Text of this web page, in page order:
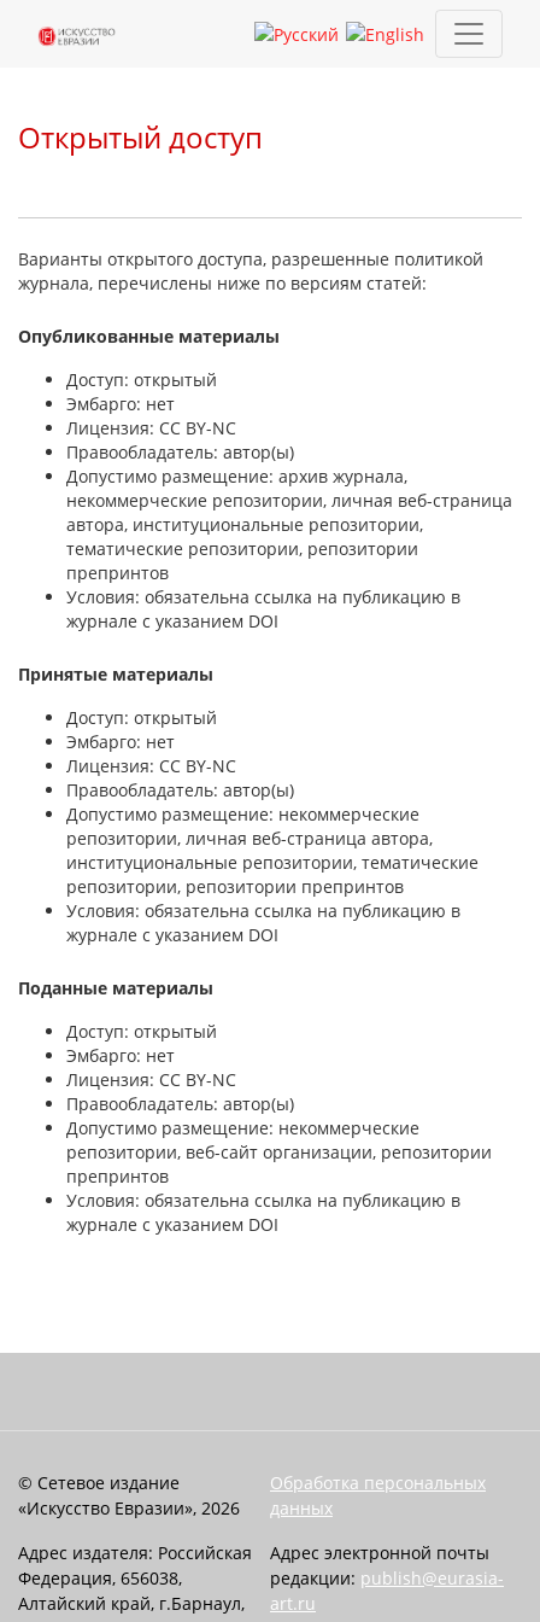
Открытый доступ
Варианты открытого доступа, разрешенные политикой
журнала, перечислены ниже по версиям статей:
Опубликованные материалы
Доступ: открытый
Эмбарго: нет
Лицензия: CC BY-NC
Правообладатель: автор(ы)
Допустимо размещение: архив журнала,
некоммерческие репозитории, личная веб-страница
автора, институциональные репозитории,
тематические репозитории, репозитории
препринтов
Условия: обязательна ссылка на публикацию в
журнале с указанием DOI
Принятые материалы
Доступ: открытый
Эмбарго: нет
Лицензия: CC BY-NC
Правообладатель: автор(ы)
Допустимо размещение: некоммерческие
репозитории, личная веб-страница автора,
институциональные репозитории, тематические
репозитории, репозитории препринтов
Условия: обязательна ссылка на публикацию в
журнале с указанием DOI
Поданные материалы
Доступ: открытый
Эмбарго: нет
Лицензия: CC BY-NC
Правообладатель: автор(ы)
Допустимо размещение: некоммерческие
репозитории, веб-сайт организации, репозитории
препринтов
Условия: обязательна ссылка на публикацию в
журнале с указанием DOI
© Сетевое издание
«Искусство Евразии», 2026
Адрес издателя: Российская
Федерация, 656038,
Алтайский край, г.Барнаул,
Обработка персональных
данных
Адрес электронной почты
редакции: publish@eurasia-
art.ru